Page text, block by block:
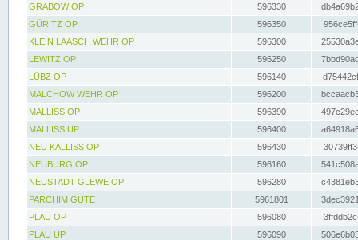
GRABOW OP
596330
GÜRITZ OP
596350
KLEIN LAASCH WEHR OP
596300
LEWITZ OP
596250
LÜBZ OP
596140
MALCHOW WEHR OP
596200
MALLISS OP
596390
MALLISS UP
596400
NEU KALLISS OP
596430
NEUBURG OP
596160
NEUSTADT GLEWE OP
596280
PARCHIM GÜTE
5961801
PLAU OP
596080
PLAU UP
596090